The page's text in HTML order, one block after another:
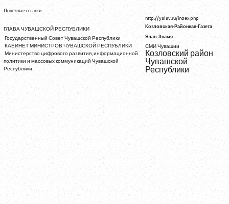
Полезные ссылки:
ГЛАВА ЧУВАШСКОЙ РЕСПУБЛИКИ
Государственный Совет Чувашской Республики
КАБИНЕТ МИНИСТРОВ ЧУВАШСКОЙ РЕСПУБЛИКИ
Министерство цифрового развития, информационной
политики и массовых коммуникаций Чувашской
Республики
http://yalav.ru/index.php
Козловская-Районная-Газета
Ялав-Знамя
СМИ Чувашии
Козловский район
Чувашской
Республики